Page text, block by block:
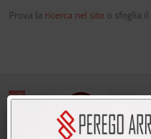
Prova la ricerca nel sito o sfoglia il